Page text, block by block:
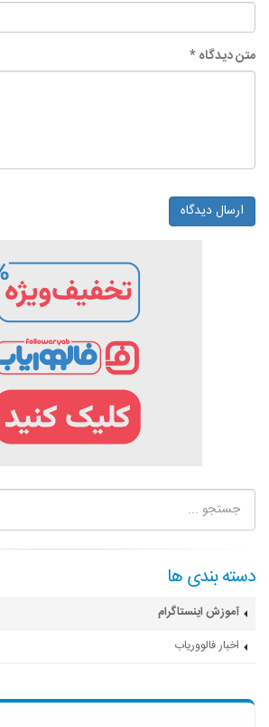
متن دیدگاه *
ارسال دیدگاه
دسته بندی ها
آموزش اینستاگرام
اخبار فالووریاب